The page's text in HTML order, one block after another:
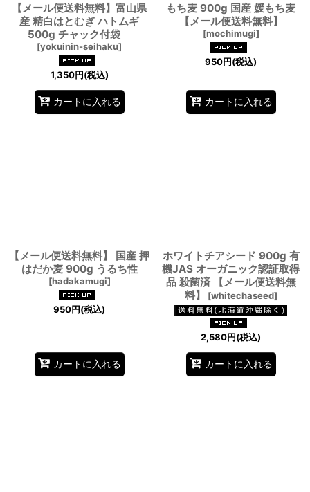
【メール便送料無料】富山県
産 精白はとむぎ ハトムギ
500g チャック付袋
[yokuinin-seihaku]
1,350円(税込)
カートに入れる
もち麦 900g 国産 媛もち麦
【メール便送料無料】
[mochimugi]
950円(税込)
カートに入れる
【メール便送料無料】 国産 押
はだか麦 900g うるち性
[hadakamugi]
950円(税込)
カートに入れる
ホワイトチアシード 900g 有
機JAS オーガニック認証取得
品 殺菌済 【メール便送料無
料】
[whitechaseed]
2,580円(税込)
カートに入れる